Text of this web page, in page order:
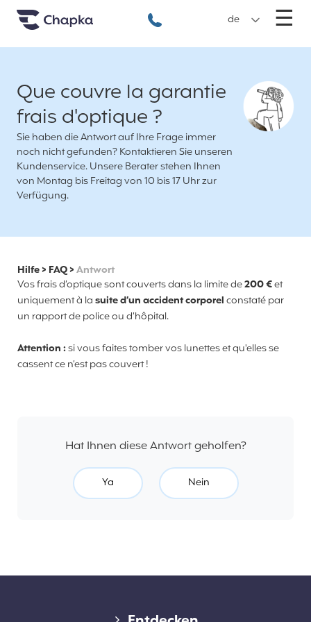
Chapka travel Insurance
+49 89 3803 5256
de ☰
Que couvre la garantie
frais d'optique ?
Sie haben die Antwort auf Ihre Frage immer
noch nicht gefunden? Kontaktieren Sie unseren
Kundenservice. Unsere Berater stehen Ihnen
von Montag bis Freitag von 10 bis 17 Uhr zur
Verfügung.
Hilfe> FAQ>Antwort
Vos frais d’optique sont couverts dans la limite de200 €et
uniquement à lasuite d’un accident corporelconstaté par
un rapport de police ou d’hôpital.
Attention :si vous faites tomber vos lunettes et qu'elles se
cassent ce n’est pas couvert !
Hat Ihnen diese Antwort geholfen?
Ya Nein